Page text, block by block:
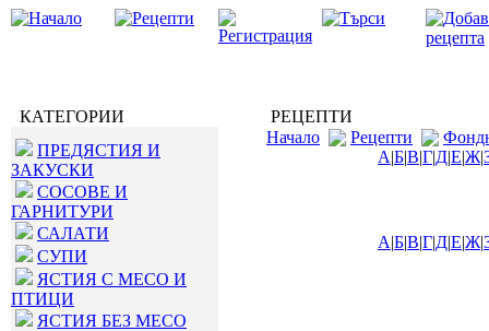
КАТЕГОРИИ
ПРЕДЯСТИЯ И
ЗАКУСКИ
СОСОВЕ И
ГАРНИТУРИ
САЛАТИ
СУПИ
ЯСТИЯ С МЕСО И
ПТИЦИ
ЯСТИЯ БЕЗ МЕСО
РЕЦЕПТИ
Начало
Рецепти
А|Б|В|Г|Д|Е|Ж|
А|Б|В|Г|Д|Е|Ж|